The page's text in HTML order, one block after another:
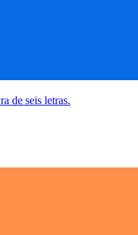
de seis letras.